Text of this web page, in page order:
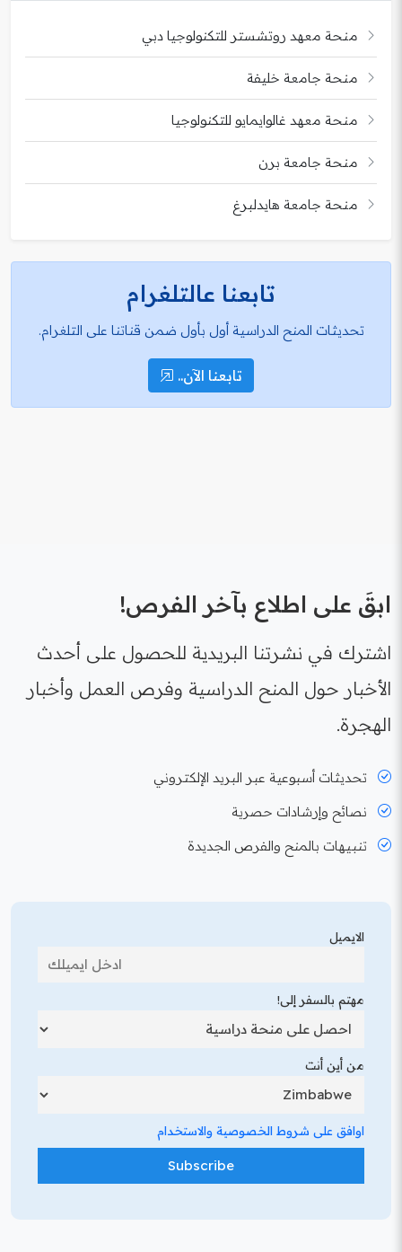
منحة معهد روتشستر للتكنولوجيا دبي
منحة جامعة خليفة
منحة معهد غالوايمايو للتكنولوجيا
منحة جامعة برن
منحة جامعة هايدلبرغ
تابعنا عالتلغرام
تحديثات المنح الدراسية أول بأول ضمن قناتنا على التلغرام.
تابعنا الآن..
ابقَ على اطلاع بآخر الفرص!
اشترك في نشرتنا البريدية للحصول على أحدث
الأخبار حول المنح الدراسية وفرص العمل وأخبار
الهجرة.
تحديثات أسبوعية عبر البريد الإلكتروني
نصائح وإرشادات حصرية
تنبيهات بالمنح والفرص الجديدة
الايميل
مهتم بالسفر إلى!
من أين أنت
اوافق على شروط الخصوصية والاستخدام